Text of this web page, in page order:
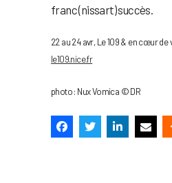
franc (nissart) succès.
22 au 24 avr, Le 109 & en cœur de
le109.nice.fr
photo : Nux Vomica © DR